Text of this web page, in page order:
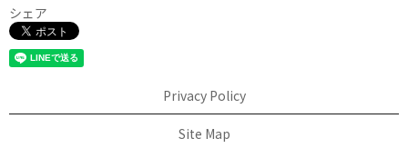
シェア
Privacy Policy
Site Map